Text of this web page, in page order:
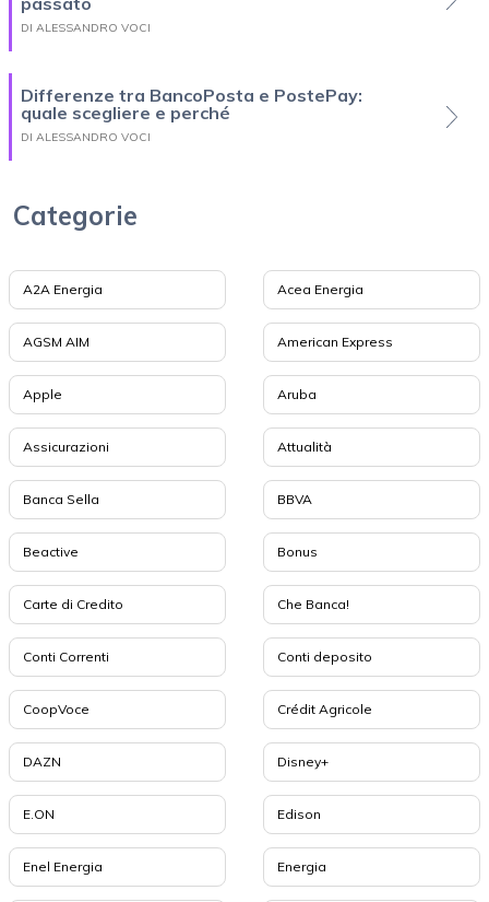
DI ALESSANDRO VOCI
Differenze tra BancoPosta e PostePay:
quale scegliere e perché
DI ALESSANDRO VOCI
Categorie
A2A Energia Acea Energia
AGSM AIM American Express
Apple Aruba
Assicurazioni Attualità
Banca Sella BBVA
Beactive Bonus
Carte di Credito Che Banca!
Conti Correnti Conti deposito
CoopVoce Crédit Agricole
DAZN Disney+
E.ON Edison
Enel Energia Energia